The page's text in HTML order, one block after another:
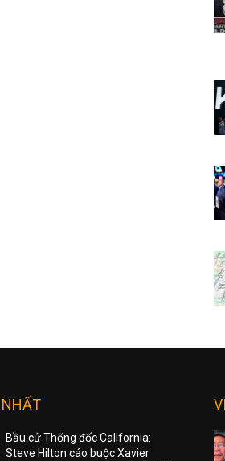
NHẤT
Bầu cử Thống đốc California:
Steve Hilton cáo buộc Xavier